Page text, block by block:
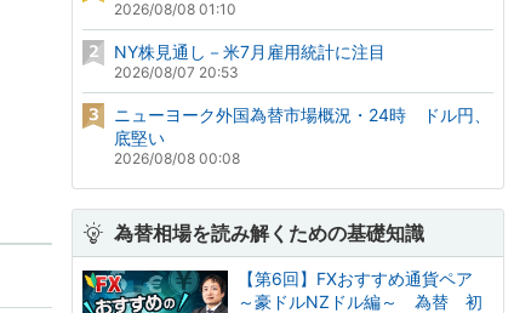
2026/08/08 01:10
NY株見通し－米7月雇用統計に注目
2026/08/07 20:53
ニューヨーク外国為替市場概況・24時 ドル円、
底堅い
2026/08/08 00:08
為替相場を読み解くための基礎知識
【第6回】FXおすすめ通貨ペア
～豪ドルNZドル編～ 為替 初